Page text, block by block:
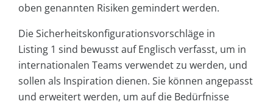
oben genannten Risiken gemindert werden.
Die Sicherheitskonfigurationsvorschläge in
Listing 1 sind bewusst auf Englisch verfasst, um in
internationalen Teams verwendet zu werden, und
sollen als Inspiration dienen. Sie können angepasst
und erweitert werden, um auf die Bedürfnisse